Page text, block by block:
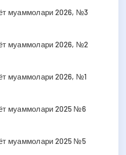
муаммолари 2026, №3
муаммолари 2026, №2
муаммолари 2026, №1
муаммолари 2025 №6
муаммолари 2025 №5